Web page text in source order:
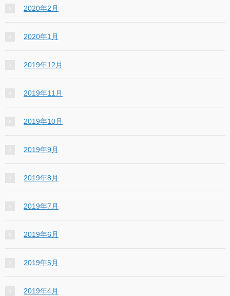
2020年2月
2020年1月
2019年12月
2019年11月
2019年10月
2019年9月
2019年8月
2019年7月
2019年6月
2019年5月
2019年4月